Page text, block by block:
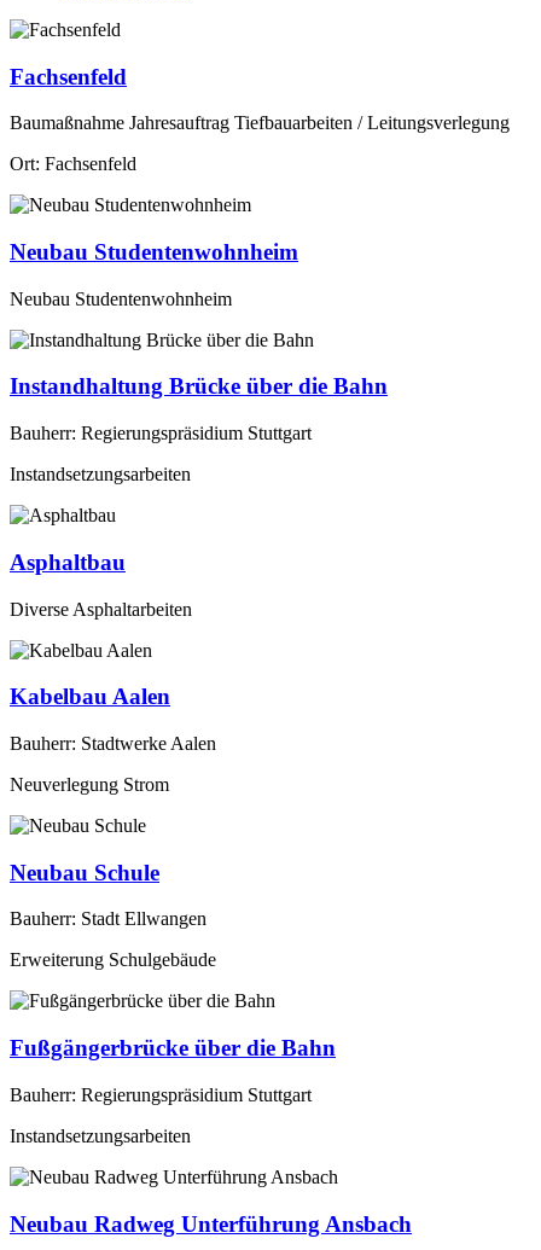
Fachsenfeld
Baumaßnahme Jahresauftrag Tiefbauarbeiten / Leitungsverlegung
Ort: Fachsenfeld
Neubau Studentenwohnheim
Neubau Studentenwohnheim
Instandhaltung Brücke über die Bahn
Bauherr: Regierungspräsidium Stuttgart
Instandsetzungsarbeiten
Asphaltbau
Diverse Asphaltarbeiten
Kabelbau Aalen
Bauherr: Stadtwerke Aalen
Neuverlegung Strom
Neubau Schule
Bauherr: Stadt Ellwangen
Erweiterung Schulgebäude
Fußgängerbrücke über die Bahn
Bauherr: Regierungspräsidium Stuttgart
Instandsetzungsarbeiten
Neubau Radweg Unterführung Ansbach